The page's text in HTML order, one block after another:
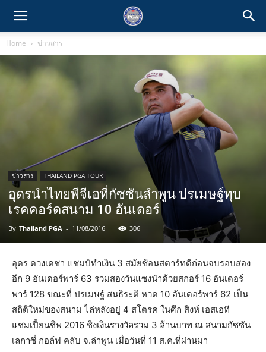
Home ข่าวสาร
ข่าวสาร THAILAND PGA TOUR
อุดรนำไทยพีจีเอที่กัซซันลำพูน ปรเมษฐ์ทุบ
เรคคอร์ดสนาม 10 อันเดอร์
By Thailand PGA - 11/08/2016 306
อุดร ดวงเดชา แชมป์ทำเงิน 3 สมัยซ้อนสตาร์ทดีก่อนจบรอบสอง
อีก 9 อันเดอร์พาร์ 63 รวมสองวันแซงนำด้วยสกอร์ 16 อันเดอร์
พาร์ 128 ขณะที่ ปรเมษฐ์ สนธิระติ หวด 10 อันเดอร์พาร์ 62 เป็น
สถิติใหม่ของสนาม ไล่หลังอยู่ 4 สโตรค ในศึก สิงห์ เอสเอที
แชมเปี้ยนชิพ 2016 ชิงเงินรางวัลรวม 3 ล้านบาท ณ สนามกัซซัน
เลกาซี่ กอล์ฟ คลับ จ.ลำพูน เมื่อวันที่ 11 ส.ค.ที่ผ่านมา